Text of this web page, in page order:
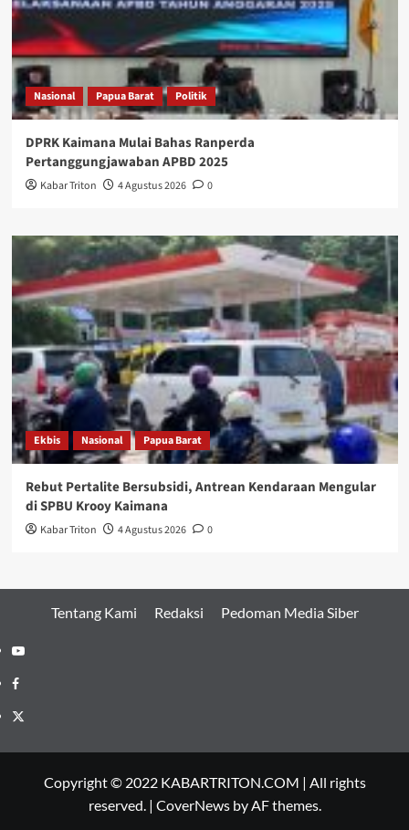
Nasional Papua Barat Politik
DPRK Kaimana Mulai Bahas Ranperda
Pertanggungjawaban APBD 2025
Kabar Triton 4 Agustus 2026 0
Ekbis Nasional Papua Barat
Rebut Pertalite Bersubsidi, Antrean Kendaraan Mengular
di SPBU Krooy Kaimana
Kabar Triton 4 Agustus 2026 0
Tentang Kami Redaksi Pedoman Media Siber
Youtube
Facebook
Twitter
Copyright © 2022 KABARTRITON.COM | All rights
reserved. | CoverNewsby AF themes.